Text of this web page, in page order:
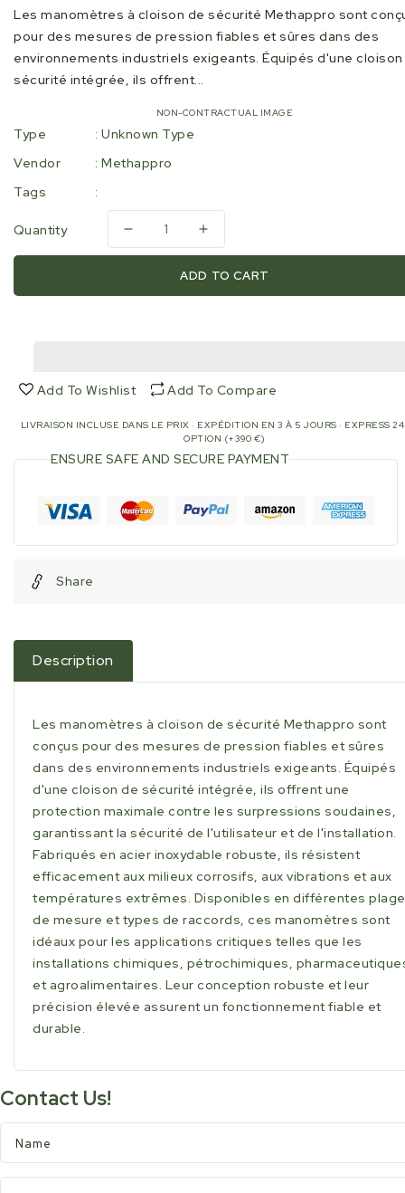
price
Les manomètres à cloison de sécurité Methappro sont
pour des mesures de pression fiables et sûres dans des
environnements industriels exigeants. Équipés d'une
sécurité intégrée, ils offrent...
NON-CONTRACTUAL IMAGE
Type
: Unknown Type
Vendor
: Methappro
Tags
:
Quantity
Decrease
quantity
Methappro
–
Protection
Renforcée
pour
Increase
quantity
for
Methappro
–
Protection
Renforcée
pour
ADD TO CART
Add To Wishlist Add To Compare
LIVRAISON INCLUSE DANS LE PRIX · EXPÉDITION EN 3 À 5 JOURS · EXPRESS
OPTION (+390 €)
ENSURE SAFE AND SECURE PAYMENT
Share
Description
Les manomètres à cloison de sécurité Methappro sont
conçus pour des mesures de pression fiables et sûres
dans des environnements industriels exigeants. Équipés
d'une cloison de sécurité intégrée, ils offrent une
protection maximale contre les surpressions soudaines,
garantissant la sécurité de l'utilisateur et de l'installation.
Fabriqués en acier inoxydable robuste, ils résistent
efficacement aux milieux corrosifs, aux vibrations et aux
températures extrêmes. Disponibles en différentes
de mesure et types de raccords, ces manomètres sont
idéaux pour les applications critiques telles que les
installations chimiques, pétrochimiques,
et agroalimentaires. Leur conception robuste et leur
précision élevée assurent un fonctionnement fiable et
durable.
Contact Us!
Name